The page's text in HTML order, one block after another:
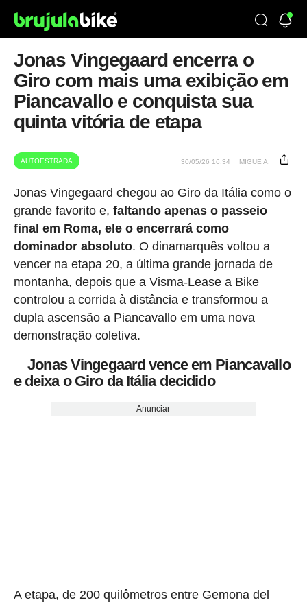
Jonas Vingegaard encerra o
Giro com mais uma exibição em
Piancavallo e conquista sua
quinta vitória de etapa
AUTOESTRADA 30/05/26 16:34 MIGUE A.
Jonas Vingegaard chegou ao Giro da Itália como o
grande favorito e, faltando apenas o passeio
final em Roma, ele o encerrará como
dominador absoluto. O dinamarquês voltou a
vencer na etapa 20, a última grande jornada de
montanha, depois que a Visma-Lease a Bike
controlou a corrida à distância e transformou a
dupla ascensão a Piancavallo em uma nova
demonstração coletiva.
Jonas Vingegaard vence em Piancavallo
e deixa o Giro da Itália decidido
Anunciar
A etapa, de 200 quilômetros entre Gemona del